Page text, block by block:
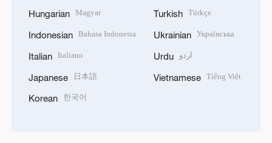
Hungarian Magyar
Indonesian Bahasa Indonesia
Italian Italiano
Japanese 日本語
Korean 한국어
Turkish Türkçe
Ukrainian Українська
Urdu اردو
Vietnamese Tiếng Việt